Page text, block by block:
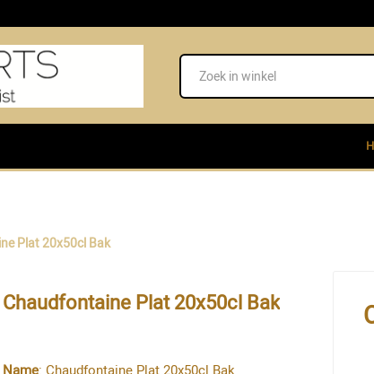
Plat 20x50cl Bak
Chaudfontaine Plat 20x50cl Bak